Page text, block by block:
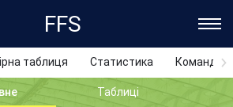
FFS
таблиця Статистика Команди
Таблиці